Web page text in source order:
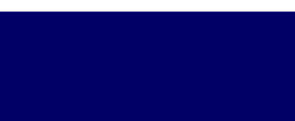
clima nos EUA